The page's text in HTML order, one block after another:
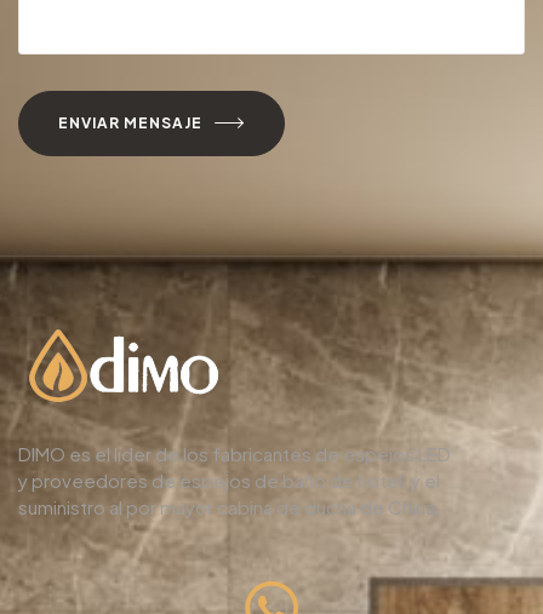
ENVIAR MENSAJE
DIMO es el líder de los fabricantes de espejos LED
y proveedores de espejos de baño de hotel, y el
suministro al por mayor cabina de ducha de China.